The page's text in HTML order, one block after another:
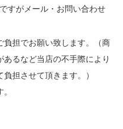
すがメール・お問い合わせ
担でお願い致します。（商
るなど当店の不手際により
担させて頂きます。）